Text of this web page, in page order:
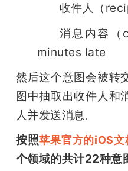
收件人（
消息内容（
minutes late
然后这个意图会被转
图中抽取出收件人和
人并发送消息。
按照苹果官方的iOS文
个领域的共计22种意